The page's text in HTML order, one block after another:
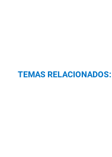
TEMAS RELACIONADOS: